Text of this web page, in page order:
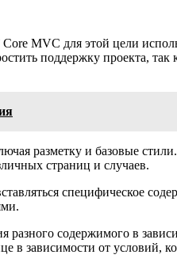
MVC для этой цели
поддержку проекта, так
разметку и базовые
страниц и случаев.
специфическое
разного содержимого в
в зависимости от условий,